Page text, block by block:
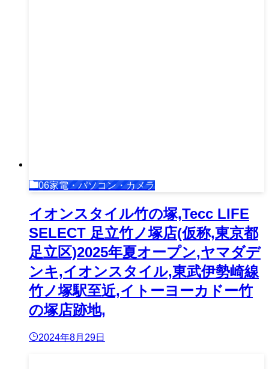
06家電・パソコン・カメラ
イオンスタイル竹の塚,Tecc LIFE
SELECT ⾜⽴⽵ノ塚店(仮称,東京都
足立区)2025年夏オープン,ヤマダデ
ンキ,イオンスタイル,東武伊勢崎線
竹ノ塚駅至近,イトーヨーカドー竹
の塚店跡地,
2024年8月29日